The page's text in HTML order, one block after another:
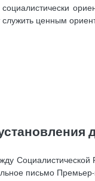
ценным
письмо